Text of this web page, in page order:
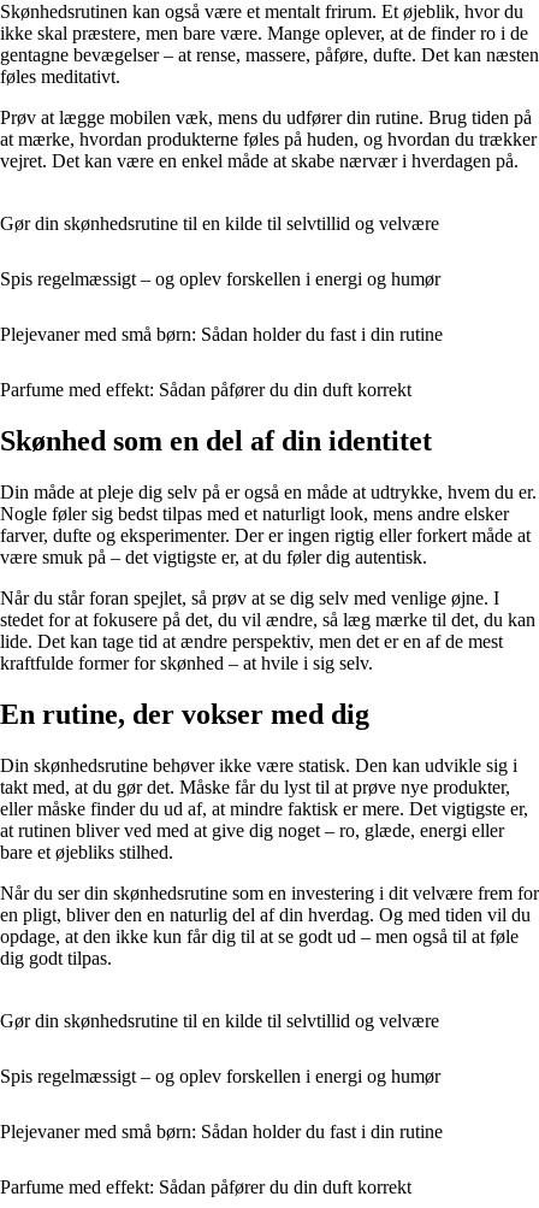
Skønhedsrutinen kan også være et mentalt frirum. Et øjeblik, hvor du
ikke skal præstere, men bare være. Mange oplever, at de finder ro i de
gentagne bevægelser – at rense, massere, påføre, dufte. Det kan næsten
føles meditativt.
Prøv at lægge mobilen væk, mens du udfører din rutine. Brug tiden på
at mærke, hvordan produkterne føles på huden, og hvordan du trækker
vejret. Det kan være en enkel måde at skabe nærvær i hverdagen på.
Gør din skønhedsrutine til en kilde til selvtillid og velvære
Spis regelmæssigt – og oplev forskellen i energi og humør
Plejevaner med små børn: Sådan holder du fast i din rutine
Parfume med effekt: Sådan påfører du din duft korrekt
Skønhed som en del af din identitet
Din måde at pleje dig selv på er også en måde at udtrykke, hvem du er.
Nogle føler sig bedst tilpas med et naturligt look, mens andre elsker
farver, dufte og eksperimenter. Der er ingen rigtig eller forkert måde at
være smuk på – det vigtigste er, at du føler dig autentisk.
Når du står foran spejlet, så prøv at se dig selv med venlige øjne. I
stedet for at fokusere på det, du vil ændre, så læg mærke til det, du kan
lide. Det kan tage tid at ændre perspektiv, men det er en af de mest
kraftfulde former for skønhed – at hvile i sig selv.
En rutine, der vokser med dig
Din skønhedsrutine behøver ikke være statisk. Den kan udvikle sig i
takt med, at du gør det. Måske får du lyst til at prøve nye produkter,
eller måske finder du ud af, at mindre faktisk er mere. Det vigtigste er,
at rutinen bliver ved med at give dig noget – ro, glæde, energi eller
bare et øjebliks stilhed.
Når du ser din skønhedsrutine som en investering i dit velvære frem for
en pligt, bliver den en naturlig del af din hverdag. Og med tiden vil du
opdage, at den ikke kun får dig til at se godt ud – men også til at føle
dig godt tilpas.
Gør din skønhedsrutine til en kilde til selvtillid og velvære
Spis regelmæssigt – og oplev forskellen i energi og humør
Plejevaner med små børn: Sådan holder du fast i din rutine
Parfume med effekt: Sådan påfører du din duft korrekt